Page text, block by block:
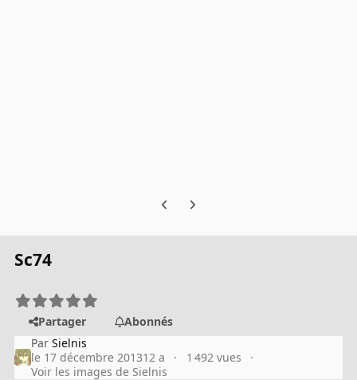
Previous carousel slide
Next carousel slide
Sc74
Partager
Abonnés
ParSielnis
le 17 décembre 201312 a
1 492 vues
Voir les images de Sielnis